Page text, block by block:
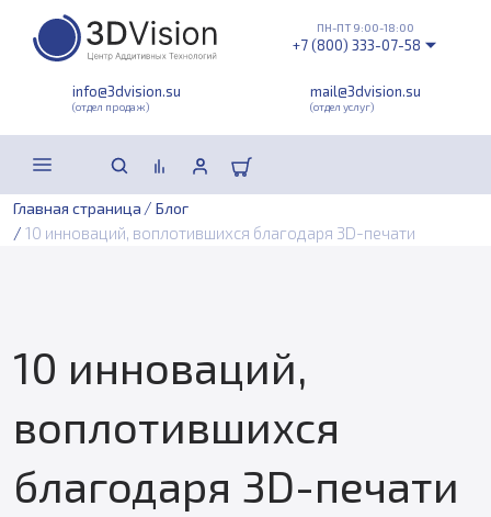
info@3dvision.su
(отдел продаж)
mail@3dvision.su
(отдел услуг)
ПН-ПТ 9:00-18:00
+7 (800) 333-07-58
Главная страница / Блог
/ 10 инноваций, воплотившихся благодаря 3D-печати
10 инноваций,
воплотившихся
благодаря 3D-печати